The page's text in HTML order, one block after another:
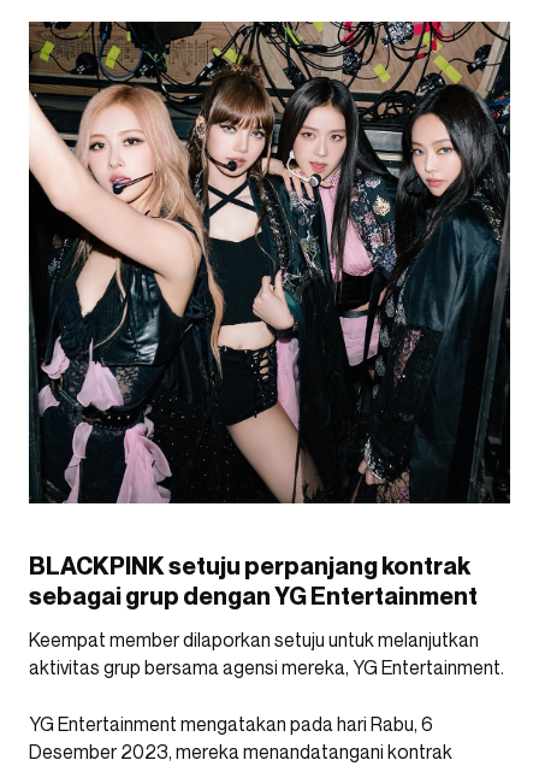
BLACKPINK setuju perpanjang kontrak
sebagai grup dengan YG Entertainment
Keempat member dilaporkan setuju untuk melanjutkan
aktivitas grup bersama agensi mereka, YG Entertainment.
YG Entertainment mengatakan pada hari Rabu, 6
Desember 2023, mereka menandatangani kontrak